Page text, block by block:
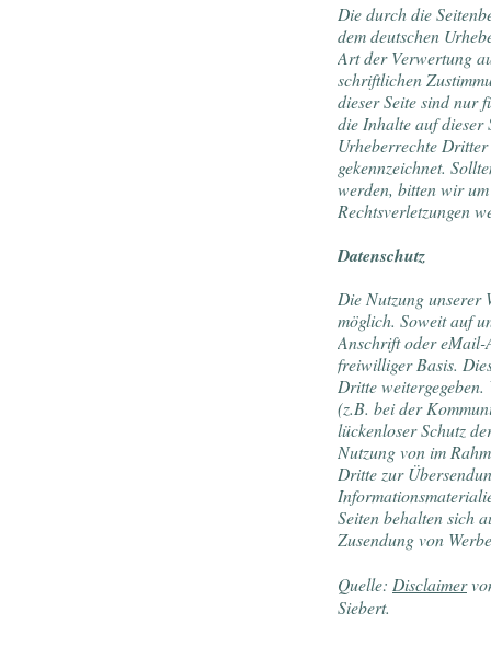
Die durch die
dem deutschen
Art der Verwertung
schriftlichen
dieser Seite sind nur
die Inhalte auf dieser
Urheberrechte
gekennzeichnet.
werden, bitten wir
Rechtsverletzungen
Datenschutz
Die Nutzung unserer
möglich. Soweit auf
Anschrift oder eMail-
freiwilliger Basis.
Dritte
(z.B. bei der
lückenloser Schutz
Nutzung von im
Dritte zur
Seiten behalten sich
Zusendung von
Quelle: Disclaimer
Siebert.